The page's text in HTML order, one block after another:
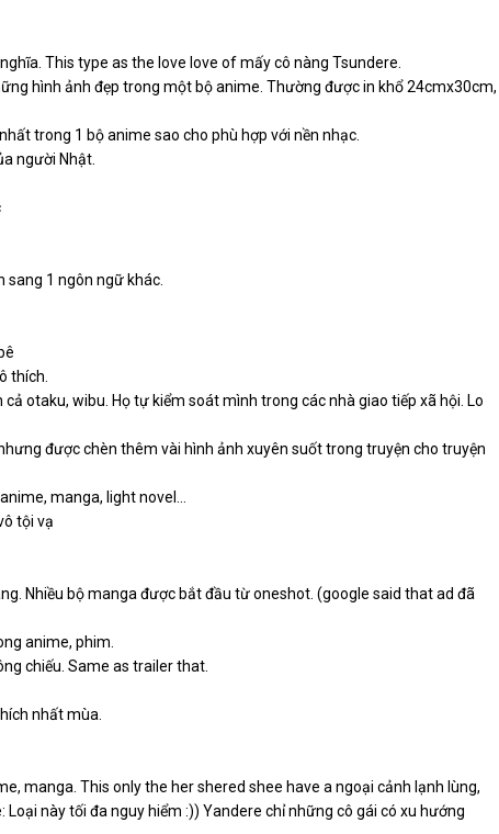
This type as the love love of mấy cô nàng Tsundere.
hình ảnh đẹp trong một bộ anime. Thường được in khổ 24cmx30cm,
trong 1 bộ anime sao cho phù hợp với nền nhạc.
người Nhật.
sang 1 ngôn ngữ khác.
thích.
otaku, wibu. Họ tự kiểm soát mình trong các nhà giao tiếp xã hội. Lo
được chèn thêm vài hình ảnh xuyên suốt trong truyện cho truyện
manga, light novel…
tội vạ
Nhiều bộ manga được bắt đầu từ oneshot. (google said that ad đã
anime, phim.
chiếu. Same as trailer that.
nhất mùa.
manga. This only the her shered shee have a ngoại cảnh lạnh lùng,
này tối đa nguy hiểm :)) Yandere chỉ những cô gái có xu hướng